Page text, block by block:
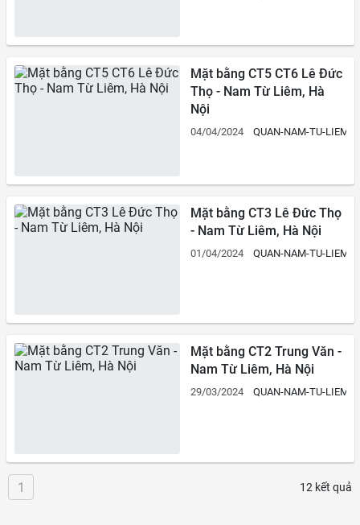
Mặt bằng CT5 CT6 Lê Đức
Thọ - Nam Từ Liêm, Hà
Nội
04/04/2024 QUAN-NAM-TU-LIEM
Mặt bằng CT3 Lê Đức Thọ
- Nam Từ Liêm, Hà Nội
01/04/2024 QUAN-NAM-TU-LIEM
Mặt bằng CT2 Trung Văn -
Nam Từ Liêm, Hà Nội
29/03/2024 QUAN-NAM-TU-LIEM
1 12 kết quả